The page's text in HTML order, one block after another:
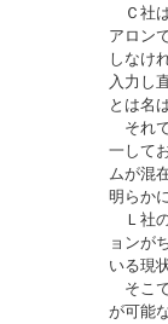
Ｃ社
アロン
しなけ
入力し
とは名
それ
一して
ムが混
明らか
Ｌ社
ョンが
いる現
そこ
が可能